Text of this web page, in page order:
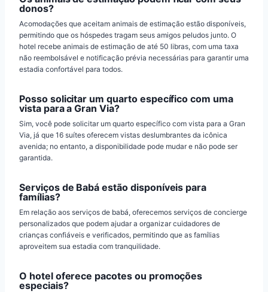
donos?
Acomodações que aceitam animais de estimação estão disponíveis,
permitindo que os hóspedes tragam seus amigos peludos junto. O
hotel recebe animais de estimação de até 50 libras, com uma taxa
não reembolsável e notificação prévia necessárias para garantir uma
estadia confortável para todos.
Posso solicitar um quarto específico com uma
vista para a Gran Via?
Sim, você pode solicitar um quarto específico com vista para a Gran
Via, já que 16 suítes oferecem vistas deslumbrantes da icônica
avenida; no entanto, a disponibilidade pode mudar e não pode ser
garantida.
Serviços de Babá estão disponíveis para
famílias?
Em relação aos serviços de babá, oferecemos serviços de concierge
personalizados que podem ajudar a organizar cuidadores de
crianças confiáveis e verificados, permitindo que as famílias
aproveitem sua estadia com tranquilidade.
O hotel oferece pacotes ou promoções
especiais?